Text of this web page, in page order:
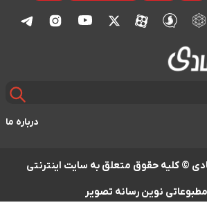
درباره ما
90اقتصادی © کلیه حقوق متعلق به سایت اینترنتی
نوین رسانه تصویر